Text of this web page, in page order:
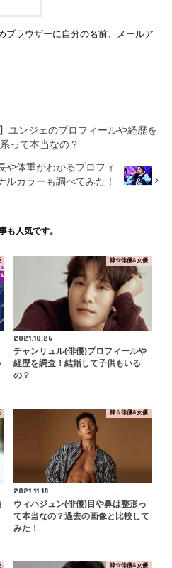
ブラウザーに自分の名前、メールア
ユンジェのプロフィールや経歴を
って本当なの？
や体重がわかるプロフィ
ルカラーも調べてみた！
も人気です。
韓☆俳優&女優
2021.10.26
チャンリュル(俳優)プロフィールや
経歴を調査！結婚して子供もいる
の？
韓☆俳優&女優
2021.11.18
ウィハジュン(俳優)目や鼻は整形っ
て本当なの？過去の画像と比較して
みた！
韓☆俳優&女優